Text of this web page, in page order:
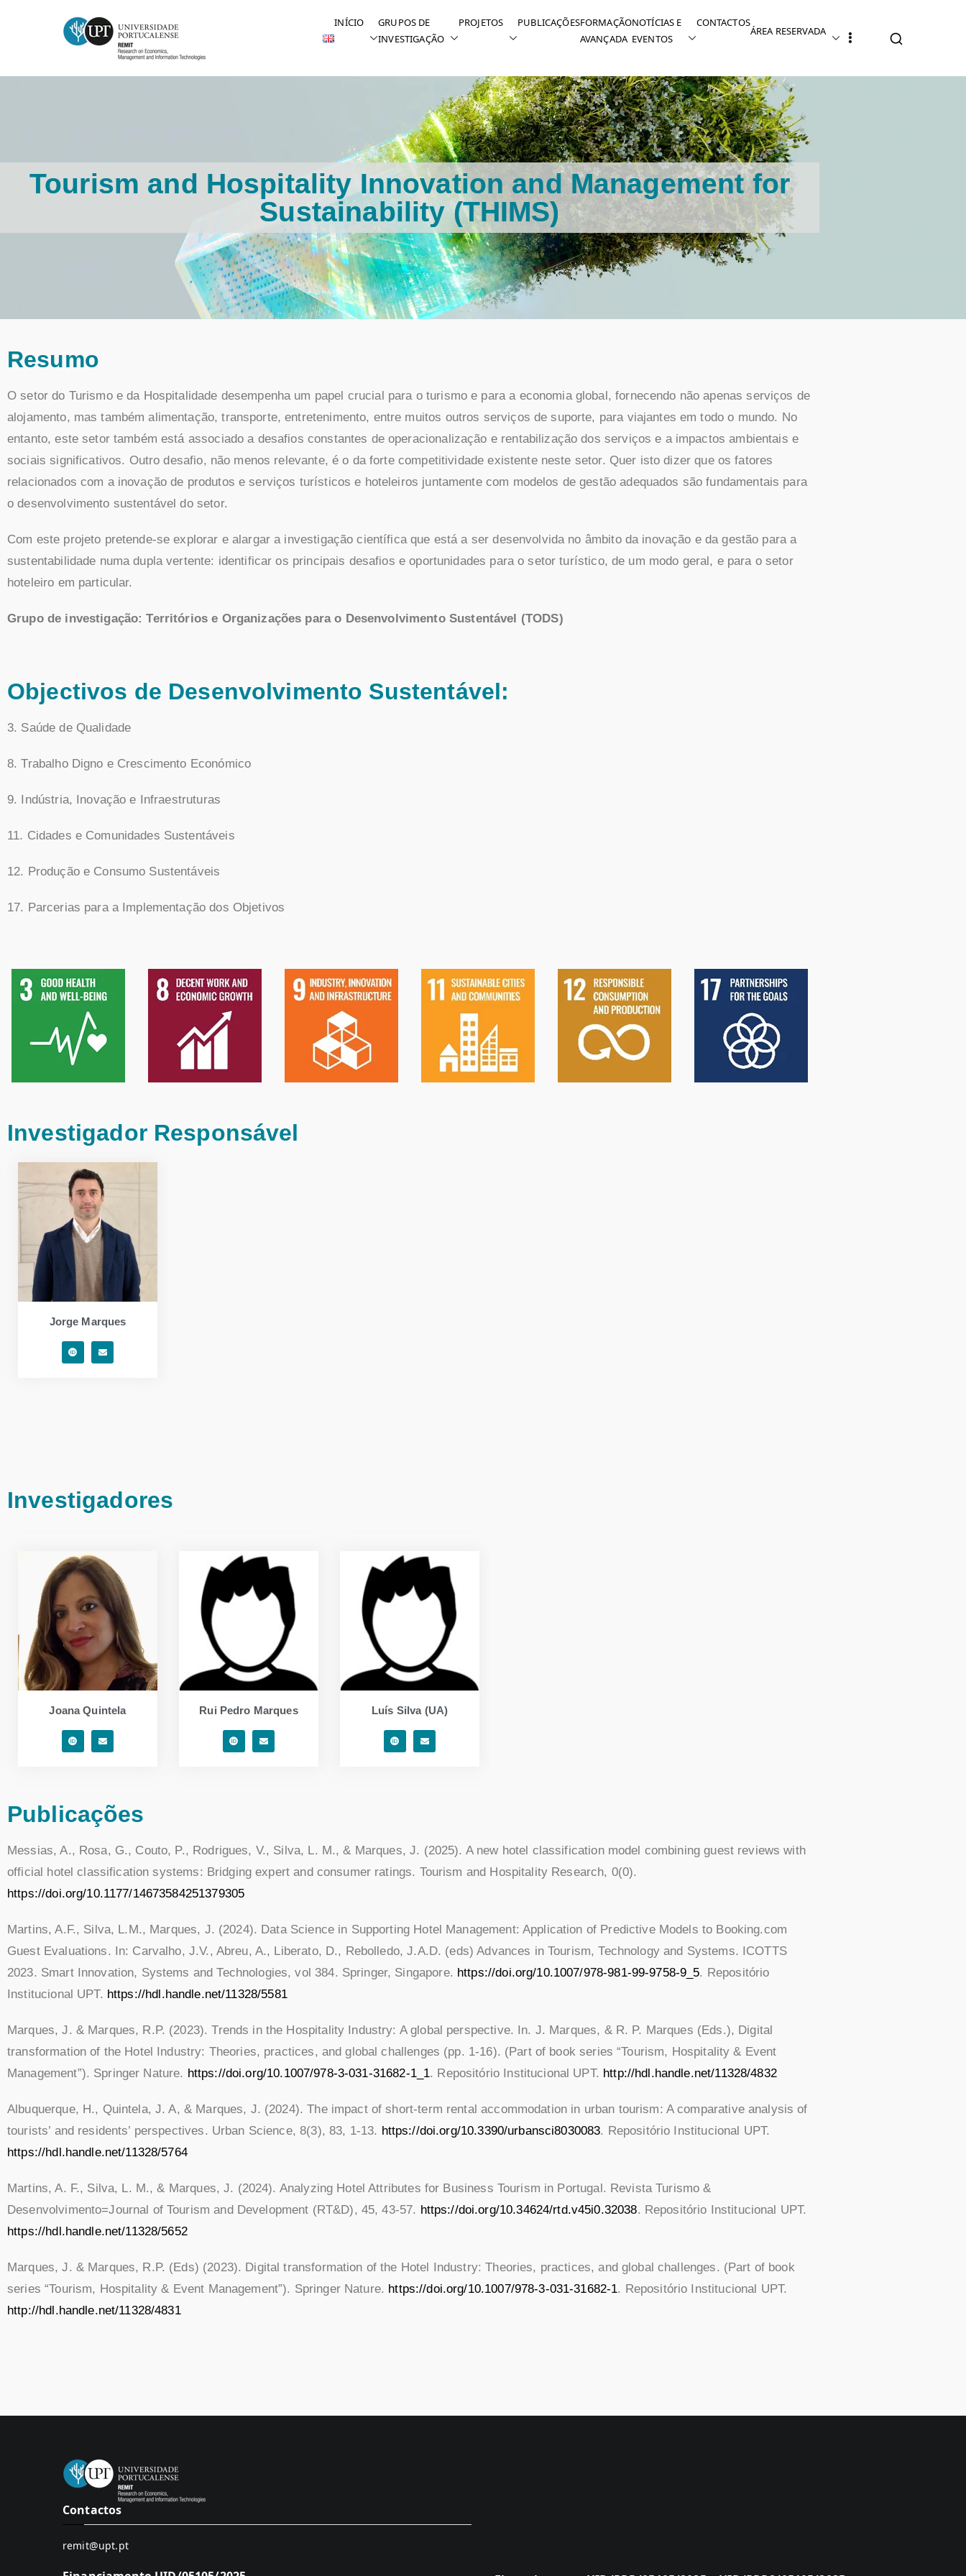
INÍCIO
GRUPOS DE
INVESTIGAÇÃO
PROJETOS PUBLICAÇÕESFORMAÇÃO
AVANÇADA
NOTÍCIAS E
EVENTOS
CONTACTOS
ÁREA RESERVADA
Tourism and Hospitality Innovation and Management for
Sustainability (THIMS)
Resumo
O setor do Turismo e da Hospitalidade desempenha um papel crucial para o turismo e para a economia global, fornecendo não apenas serviços de
alojamento, mas também alimentação, transporte, entretenimento, entre muitos outros serviços de suporte, para viajantes em todo o mundo. No
entanto, este setor também está associado a desafios constantes de operacionalização e rentabilização dos serviços e a impactos ambientais e
sociais significativos. Outro desafio, não menos relevante, é o da forte competitividade existente neste setor. Quer isto dizer que os fatores
relacionados com a inovação de produtos e serviços turísticos e hoteleiros juntamente com modelos de gestão adequados são fundamentais para
o desenvolvimento sustentável do setor.
Com este projeto pretende-se explorar e alargar a investigação científica que está a ser desenvolvida no âmbito da inovação e da gestão para a
sustentabilidade numa dupla vertente: identificar os principais desafios e oportunidades para o setor turístico, de um modo geral, e para o setor
hoteleiro em particular.
Grupo de investigação: Territórios e Organizações para o Desenvolvimento Sustentável (TODS)
Objectivos de Desenvolvimento Sustentável:
3. Saúde de Qualidade
8. Trabalho Digno e Crescimento Económico
9. Indústria, Inovação e Infraestruturas
11. Cidades e Comunidades Sustentáveis
12. Produção e Consumo Sustentáveis
17. Parcerias para a Implementação dos Objetivos
Investigador Responsável
Jorge Marques
Investigadores
Joana Quintela Rui Pedro Marques Luís Silva (UA)
Publicações
Messias, A., Rosa, G., Couto, P., Rodrigues, V., Silva, L. M., & Marques, J. (2025). A new hotel classification model combining guest reviews with
official hotel classification systems: Bridging expert and consumer ratings. Tourism and Hospitality Research, 0(0).
https://doi.org/10.1177/14673584251379305
Martins, A.F., Silva, L.M., Marques, J. (2024). Data Science in Supporting Hotel Management: Application of Predictive Models to Booking.com
Guest Evaluations. In: Carvalho, J.V., Abreu, A., Liberato, D., Rebolledo, J.A.D. (eds) Advances in Tourism, Technology and Systems. ICOTTS
2023. Smart Innovation, Systems and Technologies, vol 384. Springer, Singapore. https://doi.org/10.1007/978-981-99-9758-9_5. Repositório
Institucional UPT. https://hdl.handle.net/11328/5581
Marques, J. & Marques, R.P. (2023). Trends in the Hospitality Industry: A global perspective. In. J. Marques, & R. P. Marques (Eds.), Digital
transformation of the Hotel Industry: Theories, practices, and global challenges (pp. 1-16). (Part of book series “Tourism, Hospitality & Event
Management”). Springer Nature. https://doi.org/10.1007/978-3-031-31682-1_1. Repositório Institucional UPT. http://hdl.handle.net/11328/4832
Albuquerque, H., Quintela, J. A, & Marques, J. (2024). The impact of short-term rental accommodation in urban tourism: A comparative analysis of
tourists’ and residents’ perspectives. Urban Science, 8(3), 83, 1-13. https://doi.org/10.3390/urbansci8030083. Repositório Institucional UPT.
https://hdl.handle.net/11328/5764
Martins, A. F., Silva, L. M., & Marques, J. (2024). Analyzing Hotel Attributes for Business Tourism in Portugal. Revista Turismo &
Desenvolvimento=Journal of Tourism and Development (RT&D), 45, 43-57. https://doi.org/10.34624/rtd.v45i0.32038. Repositório Institucional UPT.
https://hdl.handle.net/11328/5652
Marques, J. & Marques, R.P. (Eds) (2023). Digital transformation of the Hotel Industry: Theories, practices, and global challenges. (Part of book
series “Tourism, Hospitality & Event Management”). Springer Nature. https://doi.org/10.1007/978-3-031-31682-1. Repositório Institucional UPT.
http://hdl.handle.net/11328/4831
Contactos
remit@upt.pt